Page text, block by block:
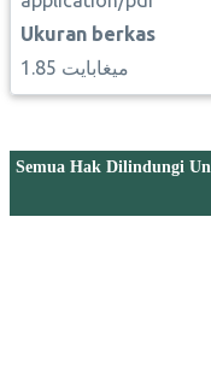
Ukuran berkas
1.85 ميغابايت
Semua Hak Dilindungi